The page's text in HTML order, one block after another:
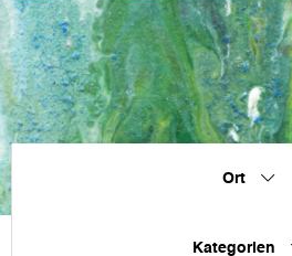
Ort
Kategorien